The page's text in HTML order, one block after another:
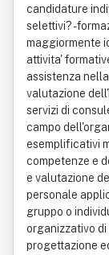
candidature
selettivi? -
maggiormente
attivita'
assistenza
valutazione
servizi di
campo
esemplificativi
competenze e
e valutazione
personale
gruppo o
organizzativo
progettazione